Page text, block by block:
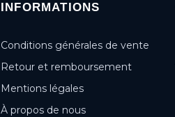
INFORMATIONS
Conditions générales de vente
Retour et remboursement
Mentions légales
À propos de nous